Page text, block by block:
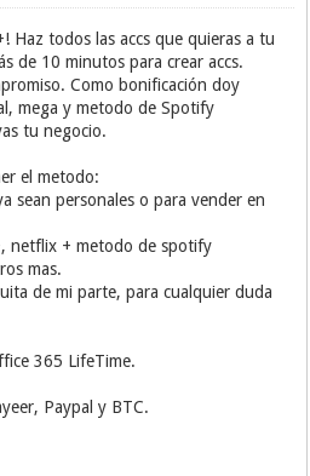
Haz todos las accs que quieras a tu
de 10 minutos para crear accs.
Como bonificación doy
mega y metodo de Spotify
tu negocio.
el metodo:
sean personales o para vender en
netflix + metodo de spotify
mas.
de mi parte, para cualquier duda
365 LifeTime.
Paypal y BTC.